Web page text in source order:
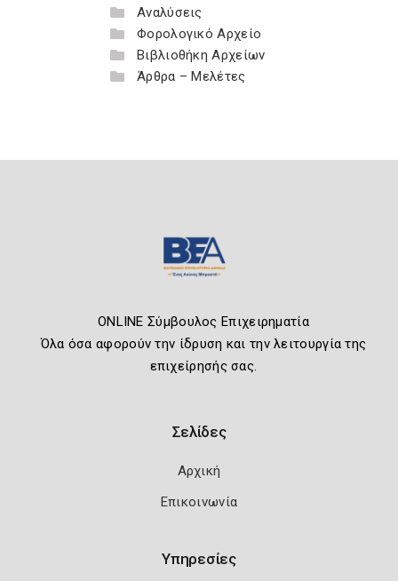
Αναλύσεις
Φορολογικό Αρχείο
Βιβλιοθήκη Αρχείων
Άρθρα – Μελέτες
ONLINE Σύμβουλος Επιχειρηματία
Όλα όσα αφορούν την ίδρυση και την λειτουργία της
επιχείρησής σας.
Σελίδες
Αρχική
Επικοινωνία
Υπηρεσίες